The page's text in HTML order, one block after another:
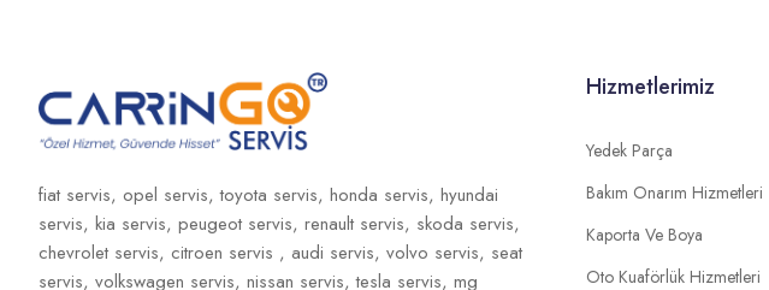
fiat servis, opel servis,toyota servis, honda servis, hyundai
servis, kia servis, peugeot servis, renault servis, skoda servis,
chevrolet servis, citroen servis , audi servis, volvo servis, seat
servis, volkswagen servis, nissan servis,tesla servis, mg
Hizmetlerimiz
Yedek Parça
Bakım Onarım Hizmetleri
Kaporta Ve Boya
Oto Kuaförlük Hizmetleri